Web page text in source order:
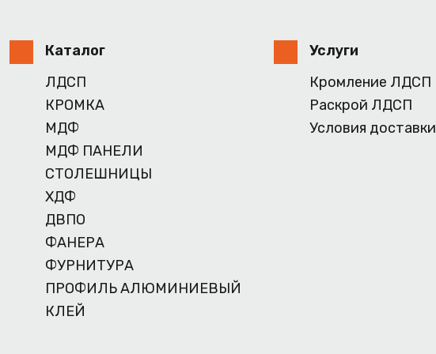
Каталог
ЛДСП
КРОМКА
МДФ
МДФ ПАНЕЛИ
СТОЛЕШНИЦЫ
ХДФ
ДВПО
ФАНЕРА
ФУРНИТУРА
ПРОФИЛЬ АЛЮМИНИЕВЫЙ
КЛЕЙ
Услуги
Кромление ЛДСП
Раскрой ЛДСП
Условия доставки